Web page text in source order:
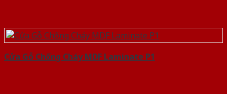
Cửa Gỗ Chống Cháy MDF Laminate P1